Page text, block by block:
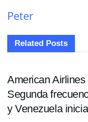
Peter
Related Posts
NACIONALES
American
Segunda
y Venezuela